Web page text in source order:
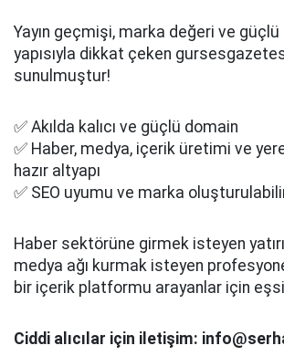
Yayın geçmişi, marka değeri ve
yapısıyla dikkat çeken
sunulmuştur!
✅ Akılda kalıcı ve güçlü domain
✅ Haber, medya, içerik üretimi ve yerel
hazır altyapı
✅ SEO uyumu ve marka
Haber sektörüne girmek isteyen
medya ağı kurmak isteyen
bir içerik platformu arayanlar için
Ciddi alıcılar için iletişim: